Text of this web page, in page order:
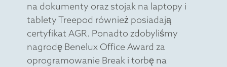
na dokumenty oraz stojak na laptopy i
tablety Treepod również posiadają
certyfikat AGR. Ponadto zdobyliśmy
nagrodę Benelux Office Award za
oprogramowanie Break i torbę na